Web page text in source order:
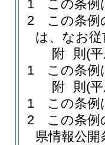
1
この条例
2
この条
は、なお
附 則 (
1
この条例
附 則 (
1
この条例
2
この条例
県情報公